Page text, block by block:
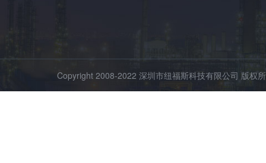
Copyright 2008-2022 深圳市纽福斯科技有限公司 版